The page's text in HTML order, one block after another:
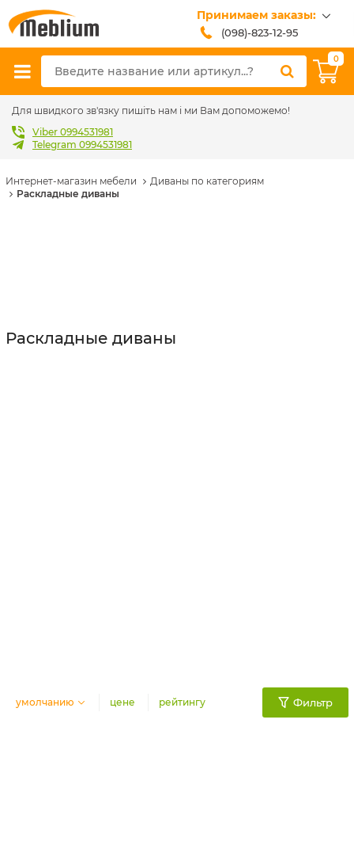
Принимаем заказы:
(098)-823-12-95
(099)-608-42-32
(093)-618-62-02
sales@meblium.com.ua
0
Для швидкого зв'язку пишіть нам і ми Вам допоможемо!
Viber 0994531981
Telegram 0994531981
Интернет-магазин мебели
Диваны по категориям
Раскладные диваны
Раскладные диваны
умолчанию цене рейтингу Фильтр